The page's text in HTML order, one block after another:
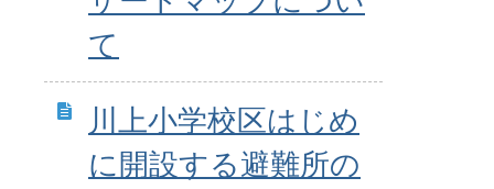
て
川上小学校区はじめ
に開設する避難所の